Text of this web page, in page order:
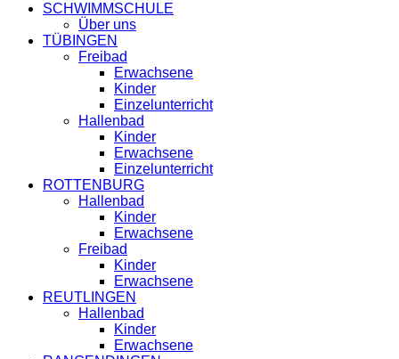
SCHWIMMSCHULE
Über uns
TÜBINGEN
Freibad
Erwachsene
Kinder
Einzelunterricht
Hallenbad
Kinder
Erwachsene
Einzelunterricht
ROTTENBURG
Hallenbad
Kinder
Erwachsene
Freibad
Kinder
Erwachsene
REUTLINGEN
Hallenbad
Kinder
Erwachsene